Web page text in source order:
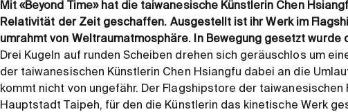
Mit «Beyond Time» hat die taiwanesische Künstlerin Chen
Relativität der Zeit geschaffen. Ausgestellt ist ihr Werk im
umrahmt von Weltraumatmosphäre. In Bewegung gesetzt wurde
Drei Kugeln auf runden Scheiben drehen sich geräuschlos um
der taiwanesischen Künstlerin Chen Hsiangfu dabei an die
kommt nicht von ungefähr. Der Flagshipstore der
Hauptstadt Taipeh, für den die Künstlerin das kinetische Werk